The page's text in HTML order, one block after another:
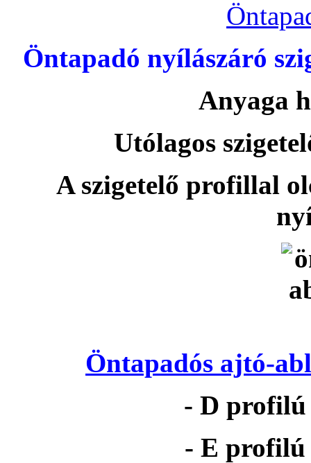
Öntapadó nyílászáró
Anyaga
Utólagos
A szigetelő profillal
Öntapadós ajtó-
- D profilú
- E profilú